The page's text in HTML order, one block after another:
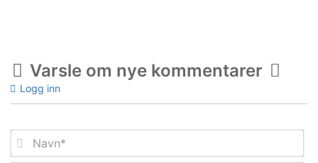
Varsle om nye kommentarer
Logg inn